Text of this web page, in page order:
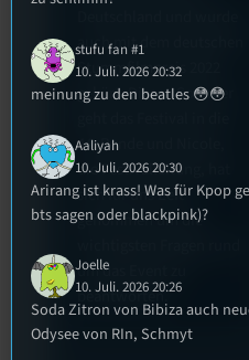
auch mit dem deutschen
Stummfilmpreis 2022
gekürt. Diesen Sommer
44. Runde und Nicole,
die Festivalleitung, hat
sich für uns Zeit
genommen um die
um das Event zu
beantworten.
stufu fan #1
10. Juli. 2026 20:32
meinung zu den beatles 😳😳
Aaliyah
10. Juli. 2026 20:30
Arirang ist krass! Was für Kpop
bts sagen oder blackpink)?
Joelle
10. Juli. 2026 20:26
Soda Zitron von Bibiza auch
Odysee von RIn, Schmyt